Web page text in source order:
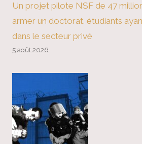
Un projet pilote NSF de 47
armer un doctorat. étudiants
dans le secteur privé
5 août 2026